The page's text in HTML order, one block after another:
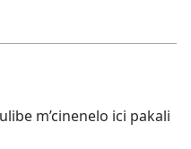
m’cinenelo ici pakali